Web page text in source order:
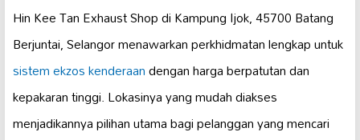
Hin Kee Tan Exhaust Shop di Kampung Ijok, 45700 Batang
Berjuntai, Selangor menawarkan perkhidmatan lengkap untuk
sistem ekzos kenderaandengan harga berpatutan dan
kepakaran tinggi. Lokasinya yang mudah diakses
menjadikannya pilihan utama bagi pelanggan yang mencari